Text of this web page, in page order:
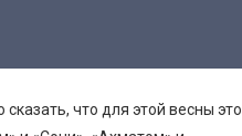
что для этой весны это